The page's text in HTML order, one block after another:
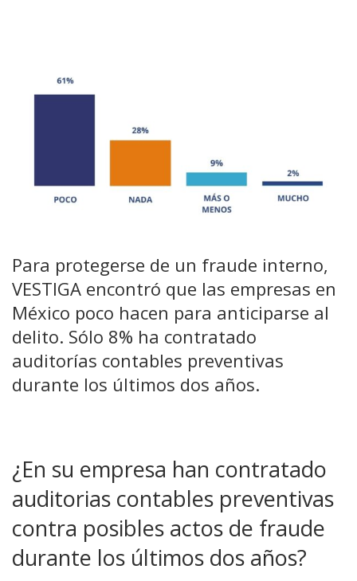
Para protegerse de un fraude interno,
VESTIGA encontró que las empresas en
México poco hacen para anticiparse al
delito. Sólo 8% ha contratado
auditorías contables preventivas
durante los últimos dos años.
¿En su empresa han contratado
auditorias contables preventivas
contra posibles actos de fraude
durante los últimos dos años?